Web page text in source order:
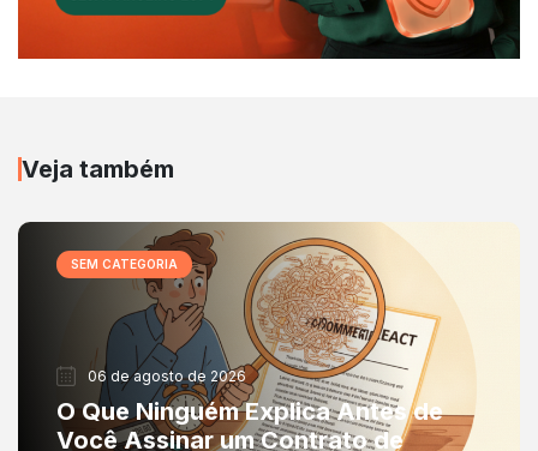
Veja também
SEM CATEGORIA
06 de agosto de 2026
O Que Ninguém Explica Antes de
Você Assinar um Contrato de